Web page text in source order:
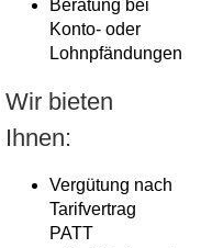
Beratung bei
Konto- oder
Lohnpfändungen
Wir bieten
Ihnen:
Vergütung nach
Tarifvertrag
PATT